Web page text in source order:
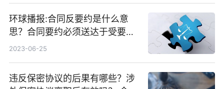
环球播报:合同反要约是什么意
思？合同要约必须送达于受要约
人吗？
2023-06-25
违反保密协议的后果有哪些？涉